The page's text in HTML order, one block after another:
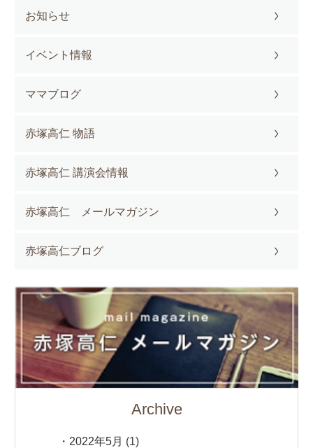
お知らせ
イベント情報
ママブログ
赤塚高仁 物語
赤塚高仁 講演会情報
赤塚高仁 メールマガジン
赤塚高仁ブログ
Archive
2022年5月 (1)